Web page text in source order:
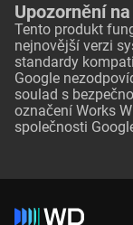
Upozornění
Tento produkt
nejnovější verzi
standardy
Google
soulad s
označení Works
společnosti